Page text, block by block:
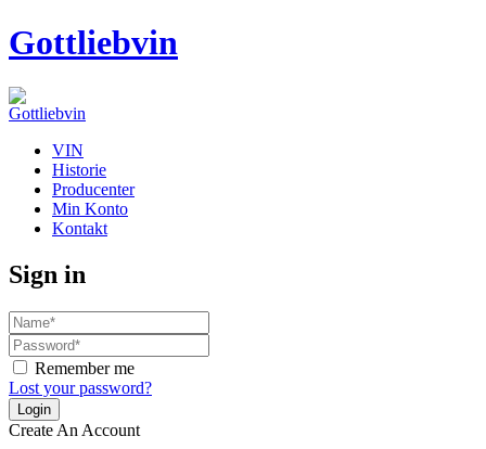
Gottliebvin
VIN
Historie
Producenter
Min Konto
Kontakt
Sign in
Remember me
Lost your password?
Create An Account